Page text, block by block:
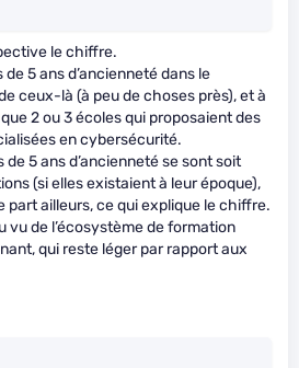
le chiffre.
5 ans d’ancienneté dans le
ceux-là (à peu de choses près), et à
2 ou 3 écoles qui proposaient des
en cybersécurité.
de 5 ans d’ancienneté se sont soit
(si elles existaient à leur époque),
part ailleurs, ce qui explique le chiffre.
vu de l’écosystème de formation
qui reste léger par rapport aux